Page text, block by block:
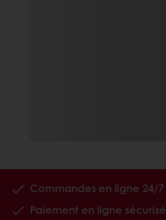
Commandes en ligne 24/7
Paiement en ligne sécurisé